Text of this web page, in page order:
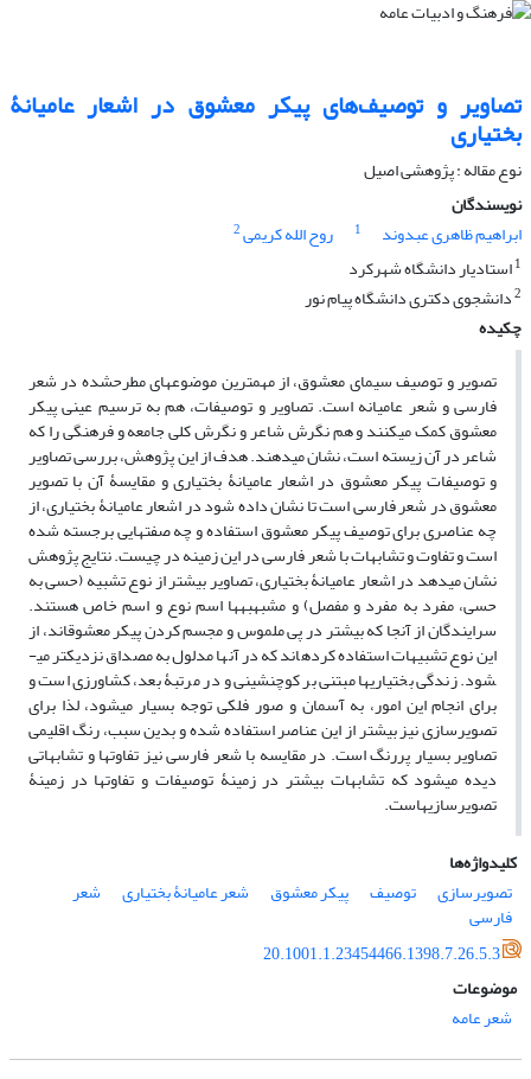
تصاویر و توصیف‌های پیکر معشوق در اشعار عامیانۀ
بختیاری
نوع مقاله : پژوهشی اصیل
نویسندگان
ابراهیم ظاهری عبدوند
1 روح الله کریمی2
1استادیار دانشگاه شهرکرد
2دانشجوی دکتری دانشگاه پیام نور
چکیده
تصویر و توصیف سیمای معشوق، از مهم­ترین موضوع­های مطرح­شده در شعر
فارسی و شعر عامیانه است. تصاویر و توصیفات، هم به ترسیم عینی پیکر
معشوق کمک می­کنند و هم نگرش شاعر و نگرش کلی جامعه و فرهنگی را که
شاعر در آن زیسته است، نشان می­دهند. هدف از این پژوهش، بررسی تصاویر
و توصیفات پیکر معشوق در اشعار عامیانۀ بختیاری و مقایسۀ آن با تصویر
معشوق در شعر فارسی است تا نشان داده شود در اشعار عامیانۀ بختیاری، از
چه عناصری برای توصیف پیکر معشوق استفاده و چه صفت­هایی برجسته شده
است و تفاوت و تشابهات با شعر فارسی در این زمینه در چیست. نتایج پژوهش
نشان می­دهد در اشعار عامیانۀ بختیاری، تصاویر بیشتر از نوع تشبیه (حسی به
حسی، مفرد به مفرد و مفصل) و مشبه­به­ها اسم نوع و اسم خاص هستند.
سرایندگان از آن­جا که بیشتر در پی ملموس و مجسم کردن پیکر معشوق­اند، از
این نوع تشبیهات استفاده کرده­اند که در آن­ها مدلول به مصداق نزدیک­تر می­
شود. زندگی بختیاری­ها مبتنی بر کوچ­نشینی و در مرتبۀ بعد، کشاورزی است و
برای انجام این امور، به آسمان و صور فلکی توجه بسیار می­شود، لذا برای
تصویرسازی نیز بیشتر از این عناصر استفاده شده و بدین سبب، رنگ اقلیمی
تصاویر بسیار پررنگ است. در مقایسه با شعر فارسی نیز تفاوت­ها و تشابهاتی
دیده می­شود که تشابهات بیشتر در زمینۀ توصیفات و تفاوت­ها در زمینۀ
تصویرسازی­هاست.
کلیدواژه‌ها
تصویرسازی
توصیف پیکر معشوق شعر عامیانۀ بختیاری شعر
فارسی
20.1001.1.23454466.1398.7.26.5.3
موضوعات
شعر عامه